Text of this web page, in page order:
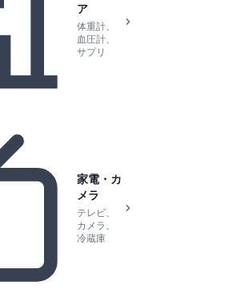
ア
体重計、
血圧計、
サプリ
家電・カ
メラ
テレビ、
カメラ、
冷蔵庫